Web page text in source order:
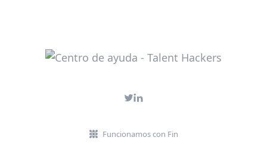
Funcionamos con Fin